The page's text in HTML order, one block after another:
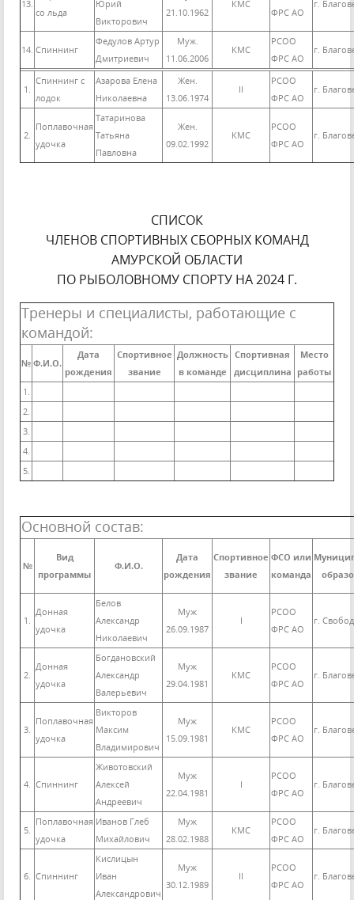
13.
со льда
Юрий
Викторович
21.10.1962
КМС
ФРС АО
г.
14. Спиннинг
Федулов Артур
Дмитриевич
Муж.
11.06.2006
КМС
РСОО
ФРС АО
г.
1.
Спиннинг с
лодок
Азарова Елена
Николаевна
Жен.
13.06.1974
II
РСОО
ФРС АО
г.
2.
Поплавочная
удочка
Татаринова
Татьяна
Павловна
Жен.
09.02.1992
КМС
РСОО
ФРС АО
г.
СПИСОК
ЧЛЕНОВ СПОРТИВНЫХ СБОРНЫХ КОМАНД
АМУРСКОЙ ОБЛАСТИ
ПО РЫБОЛОВНОМУ СПОРТУ НА 2024 Г.
Тренеры и специалисты, работающие с
командой:
№ Ф.И.О.
Дата
рождения
Спортивное
звание
Должность
в команде
Спортивная
дисциплина
Место
работы
1.
2.
3.
4.
5.
Основной состав:
№
Вид
программы
Ф.И.О.
Дата
рождения
Спортивное
звание
ФСО или
команда
1.
Донная
удочка
Белов
Александр
Николаевич
Муж
26.09.1987
I
РСОО
ФРС АО
г.
2.
Донная
удочка
Богдановский
Александр
Валерьевич
Муж
29.04.1981
КМС
РСОО
ФРС АО
г.
3.
Поплавочная
удочка
Викторов
Максим
Владимирович
Муж
15.09.1981
КМС
РСОО
ФРС АО
г.
4. Спиннинг
Животовский
Алексей
Андреевич
Муж
22.04.1981
I
РСОО
ФРС АО
г.
5.
Поплавочная
удочка
Иванов Глеб
Михайлович
Муж
28.02.1988
КМС
РСОО
ФРС АО
г.
6. Спиннинг
Кислицын
Иван
Александрович
Муж
30.12.1989
II
РСОО
ФРС АО
г.